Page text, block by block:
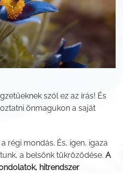
szól ez az írás! És
önmagukon a saját
régi mondás. És, igen, igaza
a belsőnk tükröződése. A
hitrendszer